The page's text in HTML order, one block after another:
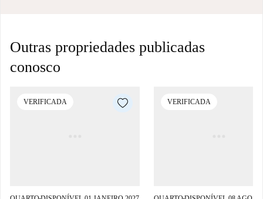
Outras propriedades publicadas
conosco
VERIFICADA VERIFICADA